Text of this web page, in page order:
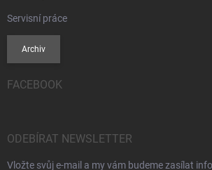
Servisní práce
Archiv
FACEBOOK
ODEBÍRAT NEWSLETTER
Vložte svůj e-mail a my vám budeme zasílat